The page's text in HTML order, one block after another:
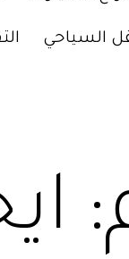
السياحي